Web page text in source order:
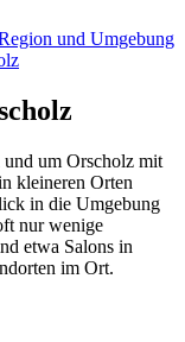
und Umgebung
um Orscholz mit
kleineren Orten
in die Umgebung
nur wenige
etwa Salons in
im Ort.